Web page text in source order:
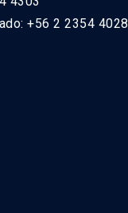
+56 2 2354 4028